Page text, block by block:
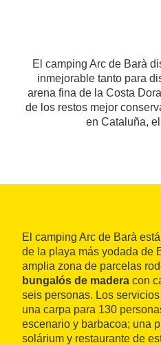
El camping Arc de Barà
inmejorable tanto para
arena fina de la Costa
de los restos mejor
en Cataluña,
El camping Arc de Barà
de la playa más yodada de
amplia zona de parcelas
bungalós de madera con
seis personas. Los
una carpa para 130
escenario y barbacoa; una
solárium y restaurante de